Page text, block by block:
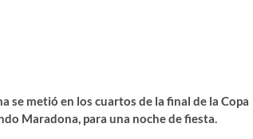
se metió en los cuartos de la final de la Copa
Maradona, para una noche de fiesta.